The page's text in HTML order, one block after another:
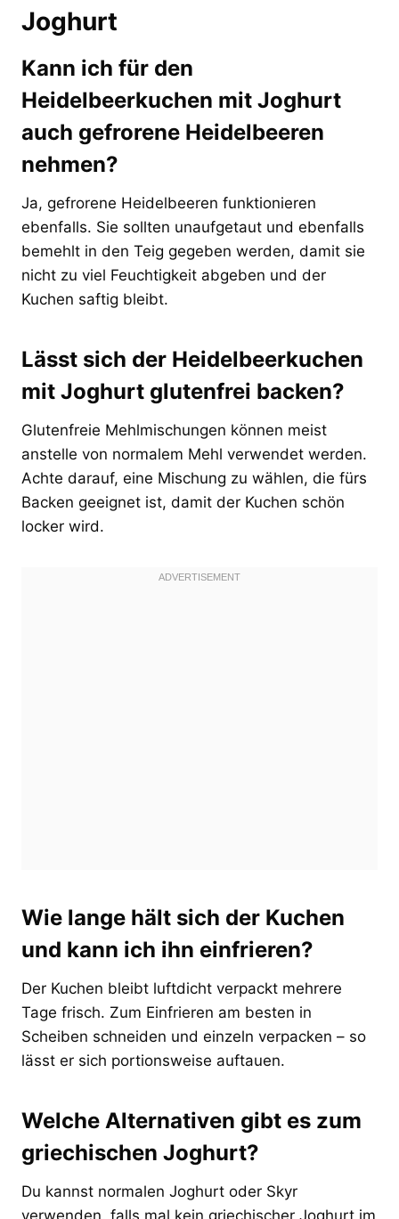
Joghurt
Kann ich für den
Heidelbeerkuchen mit Joghurt
auch gefrorene Heidelbeeren
nehmen?
Ja, gefrorene Heidelbeeren funktionieren
ebenfalls. Sie sollten unaufgetaut und ebenfalls
bemehlt in den Teig gegeben werden, damit sie
nicht zu viel Feuchtigkeit abgeben und der
Kuchen saftig bleibt.
Lässt sich der Heidelbeerkuchen
mit Joghurt glutenfrei backen?
Glutenfreie Mehlmischungen können meist
anstelle von normalem Mehl verwendet werden.
Achte darauf, eine Mischung zu wählen, die fürs
Backen geeignet ist, damit der Kuchen schön
locker wird.
Wie lange hält sich der Kuchen
und kann ich ihn einfrieren?
Der Kuchen bleibt luftdicht verpackt mehrere
Tage frisch. Zum Einfrieren am besten in
Scheiben schneiden und einzeln verpacken – so
lässt er sich portionsweise auftauen.
Welche Alternativen gibt es zum
griechischen Joghurt?
Du kannst normalen Joghurt oder Skyr
verwenden, falls mal kein griechischer Joghurt im